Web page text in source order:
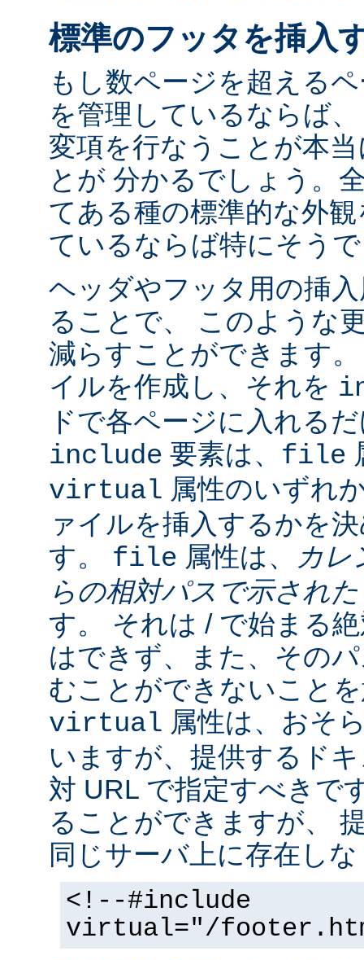
標準のフッタを挿入
もし数ページを超える
を管理しているならば
変項を行なうことが本
とが 分かるでしょう。
てある種の標準的な外
ているならば特にそう
ヘッダやフッタ用の挿
ることで、 このような
減らすことができます
イルを作成し、それを
ドで各ページに入れる
include 要素は、 file
virtual 属性のいずれ
ァイルを挿入するかを
す。 file 属性は、
カ
らの相対パスで示され
す。 それは / で始まる
はできず、また、その
むことができないこと
virtual 属性は、おそ
いますが、提供するド
対 URL で指定すべきで
ることができますが、
同じサーバ上に存在し
<!--#include
virtual="/